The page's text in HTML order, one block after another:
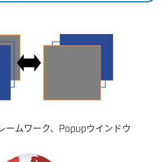
ームワーク、Popupウインドウ